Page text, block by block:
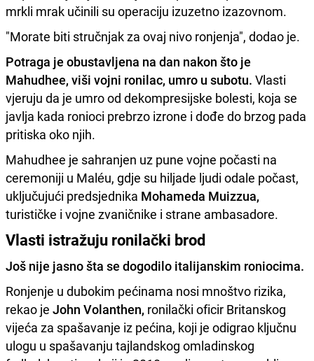
mrkli mrak učinili su operaciju izuzetno izazovnom.
"Morate biti stručnjak za ovaj nivo ronjenja", dodao je.
Potraga je obustavljena na dan nakon što je
Mahudhee, viši vojni ronilac, umro u subotu. Vlasti
vjeruju da je umro od dekompresijske bolesti, koja se
javlja kada ronioci prebrzo izrone i dođe do brzog pada
pritiska oko njih.
Mahudhee je sahranjen uz pune vojne počasti na
ceremoniji u Maléu, gdje su hiljade ljudi odale počast,
uključujući predsjednika Mohameda Muizzua,
turističke i vojne zvaničnike i strane ambasadore.
Vlasti istražuju ronilački brod
Još nije jasno šta se dogodilo italijanskim roniocima.
Ronjenje u dubokim pećinama nosi mnoštvo rizika,
rekao je John Volanthen, ronilački oficir Britanskog
vijeća za spašavanje iz pećina, koji je odigrao ključnu
ulogu u spašavanju tajlandskog omladinskog